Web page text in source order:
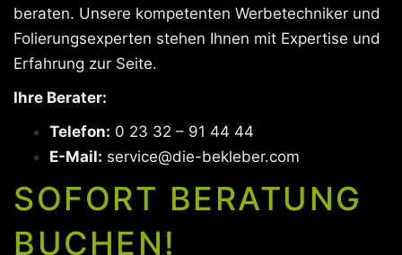
beraten. Unsere kompetenten Werbetechniker und
Folierungsexperten stehen Ihnen mit Expertise und
Erfahrung zur Seite.
Ihre Berater:
Telefon: 0 23 32 – 91 44 44
E-Mail: service@die-bekleber.com
SOFORT BERATUNG
BUCHEN!